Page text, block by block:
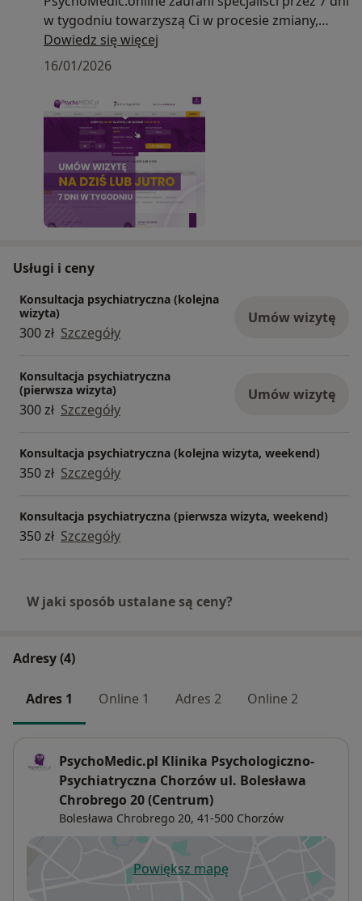
w tygodniu towarzyszą Ci w procesie zmiany,
wykorzystując
nowoczesne metody leczenia trudności
Dowiedz się więcej
16/01/2026
Usługi i ceny
Konsultacja psychiatryczna (kolejna
wizyta)
300 zł Szczegóły
Umów wizytę
Konsultacja psychiatryczna
(pierwsza wizyta)
300 zł Szczegóły
Umów wizytę
Konsultacja psychiatryczna (kolejna wizyta, weekend)
350 zł Szczegóły
Konsultacja psychiatryczna (pierwsza wizyta, weekend)
350 zł Szczegóły
W jaki sposób ustalane są ceny?
Adresy (4)
Adres 1 Online 1 Adres 2 Online 2
PsychoMedic.pl Klinika Psychologiczno-
Psychiatryczna Chorzów ul. Bolesława
Chrobrego 20 (Centrum)
Bolesława Chrobrego 20, 41-500 Chorzów
Powiększ mapęotwiera się w nowej karcie